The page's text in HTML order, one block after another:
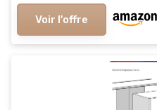
Voir l'offre